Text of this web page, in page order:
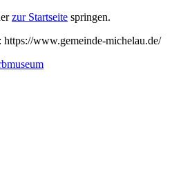
zur Startseite springen.
https://www.gemeinde-michelau.de/